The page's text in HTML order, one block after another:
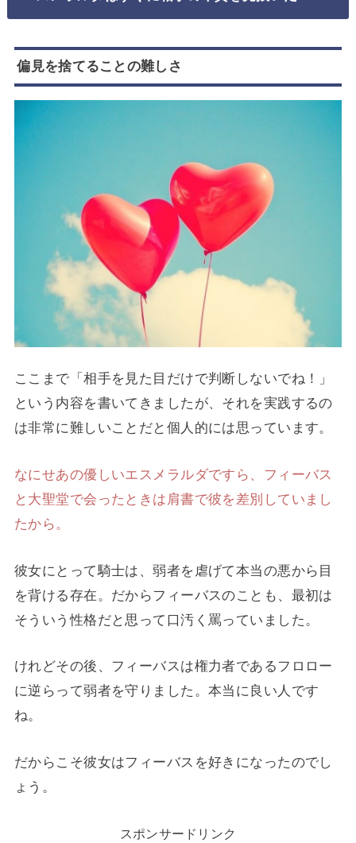
偏見を捨てることの難しさ
ここまで「相手を見た目だけで判断しないでね！」
という内容を書いてきましたが、それを実践するの
は非常に難しいことだと個人的には思っています。
なにせあの優しいエスメラルダですら、フィーバス
と大聖堂で会ったときは肩書で彼を差別していまし
たから。
彼女にとって騎士は、弱者を虐げて本当の悪から目
を背ける存在。だからフィーバスのことも、最初は
そういう性格だと思って口汚く罵っていました。
けれどその後、フィーバスは権力者であるフロロー
に逆らって弱者を守りました。本当に良い人です
ね。
だからこそ彼女はフィーバスを好きになったのでし
ょう。
スポンサードリンク